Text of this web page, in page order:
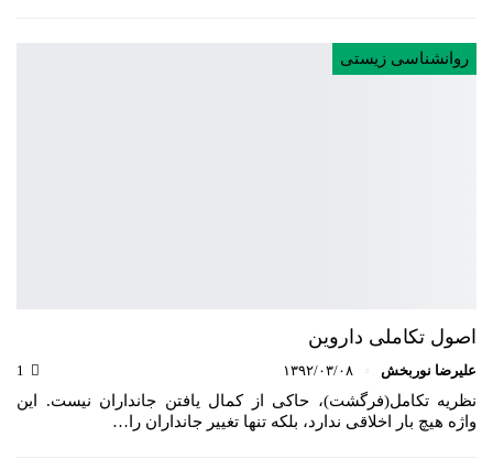
روانشناسی زیستی
اصول تکاملی داروین
علیرضا نوربخش ۱۳۹۲/۰۳/۰۸
نظریه تکامل(فرگشت)، حاکی از کمال یافتن جانداران نیست. این
واژه هیچ بار اخلاقی ندارد، بلکه تنها تغییر جانداران را…